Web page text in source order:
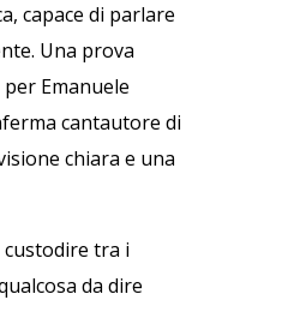
capace di parlare
Una prova
Emanuele
cantautore di
chiara e una
custodire tra i
da dire